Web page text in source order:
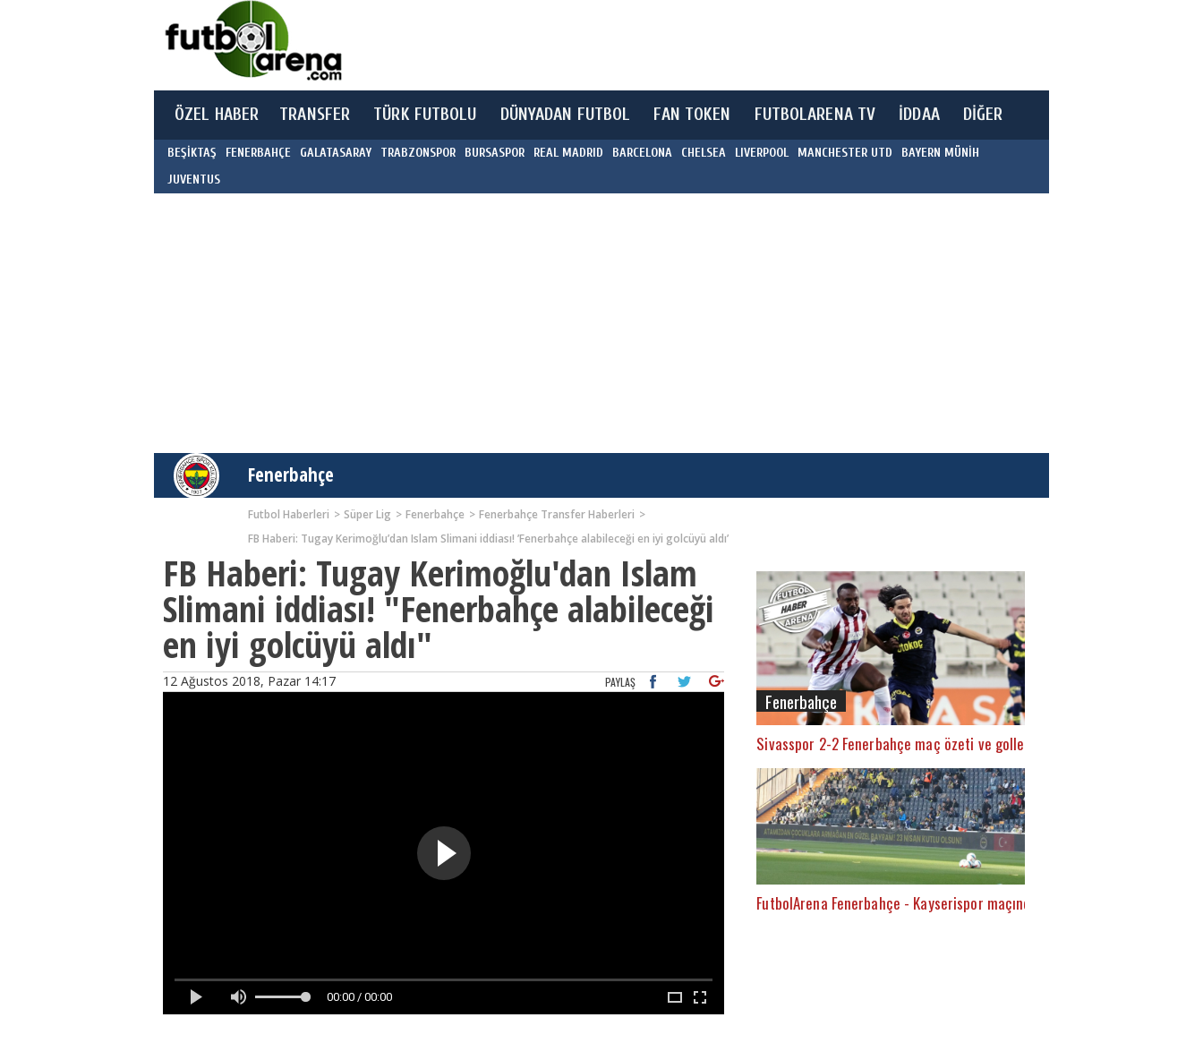
ÖZEL HABER TRANSFER TÜRK FUTBOLU DÜNYADAN FUTBOL FAN TOKEN FUTBOLARENA TV İDDAA DİĞER
BEŞİKTAŞ FENERBAHÇE GALATASARAY TRABZONSPOR BURSASPOR REAL MADRID BARCELONA CHELSEA LIVERPOOL MANCHESTER UTD
BAYERN MÜNİH
JUVENTUS
Fenerbahçe
Futbol Haberleri Süper Lig Fenerbahçe
Fenerbahçe Transfer Haberleri
FB Haberi: Tugay Kerimoğlu’dan Islam Slimani iddiası! ’Fenerbahçe alabileceği en iyi golcüyü aldı’
FB Haberi: Tugay Kerimoğlu'dan Islam
Slimani iddiası! "Fenerbahçe alabileceği
en iyi golcüyü aldı"
12 Ağustos 2018, Pazar 14:17 PAYLAŞ
00:00 / 00:00
Fenerbahçe
Sivasspor 2-2 Fenerbahçe maç özeti ve golleri (İZLE)
FutbolArena Fenerbahçe - Kayserispor maçında